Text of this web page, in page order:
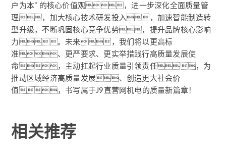
户为本” 的核心价值观，进一步深化全面质量管
理，加大核心技术研发投入，加速智能制造转
型升级，不断巩固核心竞争优势，提升品牌核心影响
力。未来，我们将以更高标
准、更严要求、更实举措践行高质量发展使
命，主动扛起行业质量引领责任，为
推动区域经济高质量发展、创造更大社会价
值，书写属于J9直营网机电的质量新篇章！
相关推荐